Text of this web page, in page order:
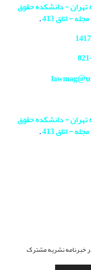
تهران - دانشکده حقوق
.
021
تهران - دانشکده حقوق
.
خبرنامه نشریه مشترک